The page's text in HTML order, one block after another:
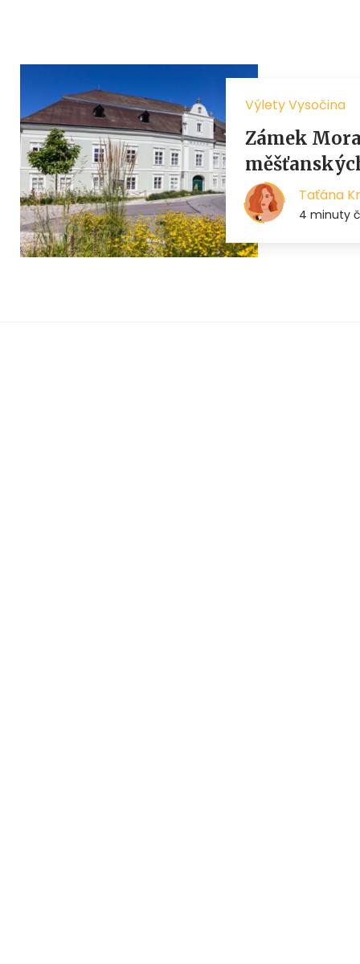
Výlety Vysočina
Zámek
Taťána
4 minuty